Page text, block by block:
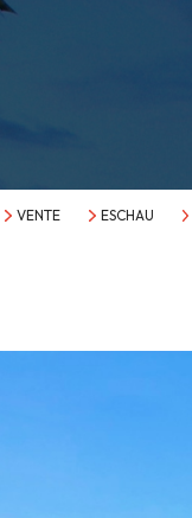
VENTE ESCHAU